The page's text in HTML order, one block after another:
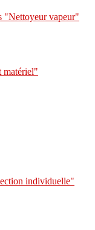
"Nettoyeur vapeur"
matériel"
individuelle"